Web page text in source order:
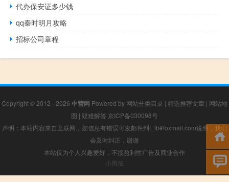
代办保安证多少钱
qq秦时明月攻略
招标公司章程
Copyright © 2012 - 2026 中营网 Powered by 网站分类目录 | 精选推荐文章 | 网站地
图 | 疑难解答 京ICP备030098号
声明：本站内容来自互联网，如信息有错误可发邮件到f_fb#foxmail.com说明，我们
会及时纠正，谢谢
本站仅为个人兴趣爱好，不接盈利性广告及商业合作
小男孩